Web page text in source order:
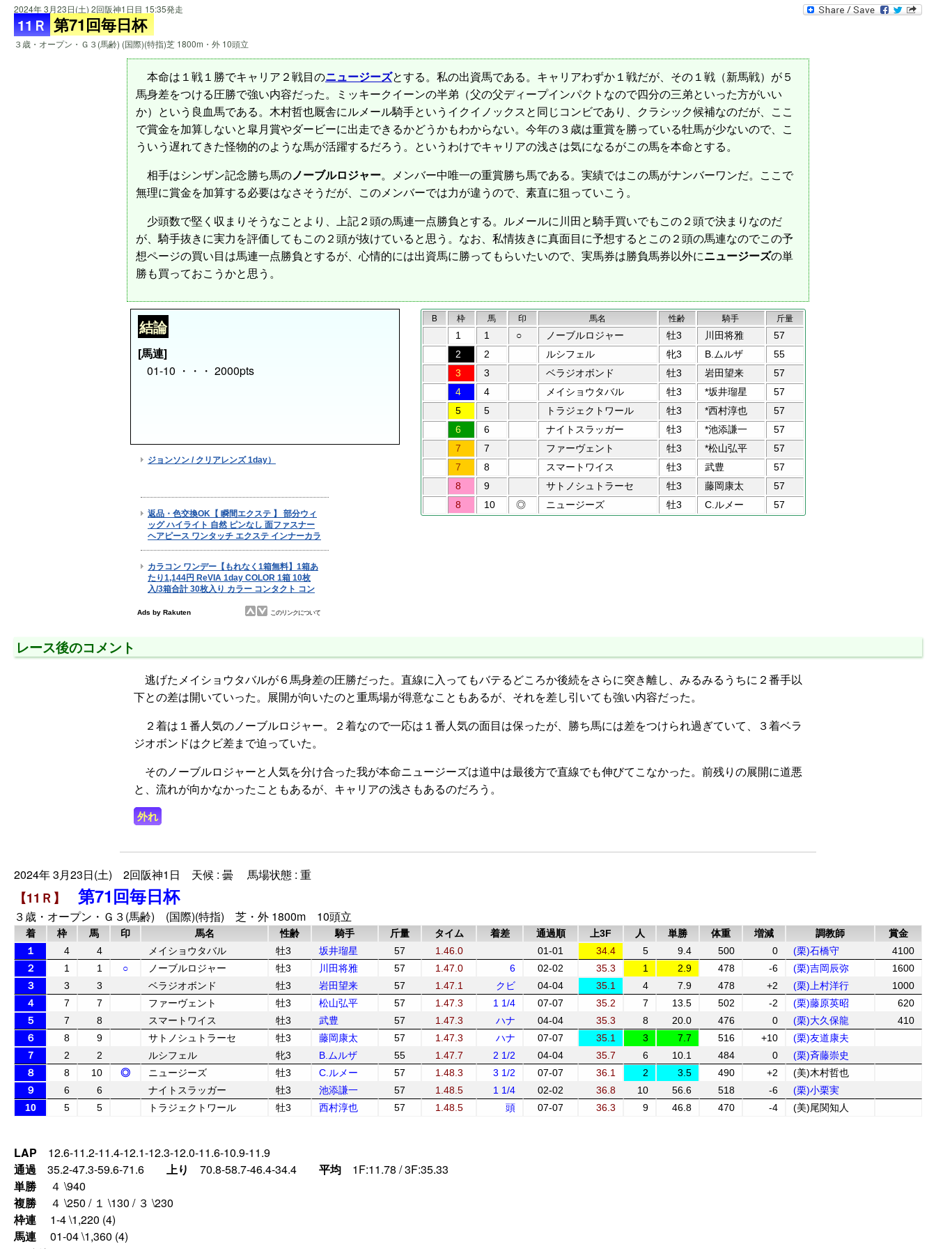
2024年 3月23日(土) 2回阪神1日目 15:35発走
11Ｒ 第71回毎日杯
３歳・オープン・Ｇ３(馬齢) (国際)(特指)芝 1800m・外 10頭立
本命は１戦１勝でキャリア２戦目のニュージーズとする。私の出資馬である。キャリアわずか１戦だが、その１戦（新馬戦）が５
馬身差をつける圧勝で強い内容だった。ミッキークイーンの半弟（父の父ディープインパクトなので四分の三弟といった方がいい
か）という良血馬である。木村哲也厩舎にルメール騎手というイクイノックスと同じコンビであり、クラシック候補なのだが、ここ
で賞金を加算しないと皐月賞やダービーに出走できるかどうかもわからない。今年の３歳は重賞を勝っている牡馬が少ないので、こ
ういう遅れてきた怪物的のような馬が活躍するだろう。というわけでキャリアの浅さは気になるがこの馬を本命とする。
相手はシンザン記念勝ち馬のノーブルロジャー。メンバー中唯一の重賞勝ち馬である。実績ではこの馬がナンバーワンだ。ここで
無理に賞金を加算する必要はなさそうだが、このメンバーでは力が違うので、素直に狙っていこう。
少頭数で堅く収まりそうなことより、上記２頭の馬連一点勝負とする。ルメールに川田と騎手買いでもこの２頭で決まりなのだ
が、騎手抜きに実力を評価してもこの２頭が抜けていると思う。なお、私情抜きに真面目に予想するとこの２頭の馬連なのでこの予
想ページの買い目は馬連一点勝負とするが、心情的には出資馬に勝ってもらいたいので、実馬券は勝負馬券以外にニュージーズの単
勝も買っておこうかと思う。
結論
[馬連]
01-10 ・・・ 2000pts
B 枠 馬 印 馬名 性齢 騎手
斤量
1
1 ○ ノーブルロジャー 牡3 川田将雅
57
2
2 ルシフェル 牝3 B.ムルザ
55
3
3 ベラジオボンド 牡3 岩田望来
57
4
4 メイショウタバル 牡3 *坂井瑠星
57
5
5 トラジェクトワール 牡3 *西村淳也
57
6
6 ナイトスラッガー 牡3 *池添謙一
57
7
7 ファーヴェント 牡3 *松山弘平
57
7
8 スマートワイス 牡3 武豊
57
8
9 サトノシュトラーセ 牡3 藤岡康太
57
8
10 ◎ ニュージーズ 牡3 C.ルメー 57
レース後のコメント
逃げたメイショウタバルが６馬身差の圧勝だった。直線に入ってもバテるどころか後続をさらに突き離し、みるみるうちに２番手以
下との差は開いていった。展開が向いたのと重馬場が得意なこともあるが、それを差し引いても強い内容だった。
２着は１番人気のノーブルロジャー。２着なので一応は１番人気の面目は保ったが、勝ち馬には差をつけられ過ぎていて、３着ベラ
ジオボンドはクビ差まで迫っていた。
そのノーブルロジャーと人気を分け合った我が本命ニュージーズは道中は最後方で直線でも伸びてこなかった。前残りの展開に道悪
と、流れが向かなかったこともあるが、キャリアの浅さもあるのだろう。
外れ
2024年 3月23日(土) 2回阪神1日 天候 : 曇 馬場状態 : 重
【11Ｒ】 第71回毎日杯
３歳・オープン・Ｇ３(馬齢) (国際)(特指) 芝・外 1800m 10頭立
着 枠 馬 印 馬名 性齢 騎手 斤量 タイム 着差 通過順 上3F 人 単勝 体重 増減 調教師
賞金
１
4 4 メイショウタバル 牡3 坂井瑠星 57 1.46.0 01-01 34.4 5 9.4 500 0 (栗)石橋守
4100
２
1 1 ○ ノーブルロジャー 牡3 川田将雅 57 1.47.0 6 02-02 35.3 1 2.9 478 -6 (栗)吉岡辰弥
1600
３
3 3 ベラジオボンド 牡3 岩田望来 57 1.47.1 クビ 04-04 35.1 4 7.9 478 +2 (栗)上村洋行
1000
４
7 7 ファーヴェント 牡3 松山弘平 57 1.47.3 1 1/4 07-07 35.2 7 13.5 502 -2 (栗)藤原英昭
620
５
7 8 スマートワイス 牡3 武豊 57 1.47.3 ハナ 04-04 35.3 8 20.0 476 0 (栗)大久保龍
410
６
8 9 サトノシュトラーセ 牡3 藤岡康太 57 1.47.3 ハナ 07-07 35.1 3 7.7 516 +10
(栗)友道康夫
７
2 2 ルシフェル 牝3 B.ムルザ 55 1.47.7 2 1/2 04-04 35.7 6 10.1 484 0
(栗)斉藤崇史
８
8 10 ◎ ニュージーズ 牡3 C.ルメー 57 1.48.3 3 1/2 07-07 36.1 2 3.5 490 +2
(美)木村哲也
９
6 6 ナイトスラッガー 牡3 池添謙一 57 1.48.5 1 1/4 02-02 36.8 10 56.6 518 -6
(栗)小栗実
10
5 5 トラジェクトワール 牡3 西村淳也 57 1.48.5 頭 07-07 36.3 9 46.8 470 -4 (美)尾関知人
LAP 12.6-11.2-11.4-12.1-12.3-12.0-11.6-10.9-11.9
通過 35.2-47.3-59.6-71.6 上り 70.8-58.7-46.4-34.4 平均 1F:11.78 / 3F:35.33
単勝
４ \940
複勝
４ \250 / １ \130 / ３ \230
枠連
1-4 \1,220 (4)
馬連
01-04 \1,360 (4)